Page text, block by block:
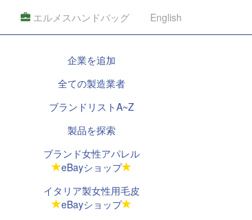
エルメスハンドバッグ English
企業を追加
全ての製造業者
ブランドリストA~Z
製品を探索
ブランド女性アパレル
eBayショップ
イタリア製女性用毛皮
eBayショップ